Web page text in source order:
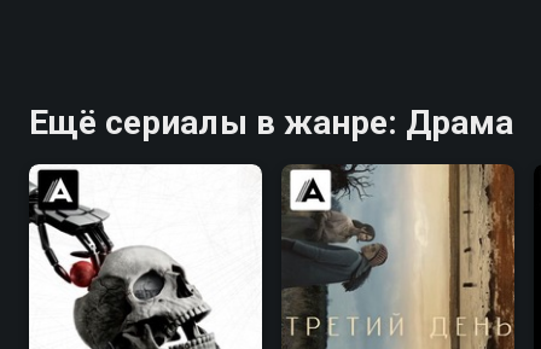
Ещё сериалы в жанре: Драма